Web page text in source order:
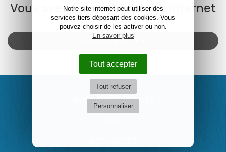
Notre site internet peut utiliser des
services tiers déposant des cookies. Vous
pouvez choisir de les activer ou non.
En savoir plus
Tout accepter
Tout refuser
Personnaliser
Vous avez un projet de site internet
?
NOUS CONTACTER
AVIS DE NOS CLIENTS